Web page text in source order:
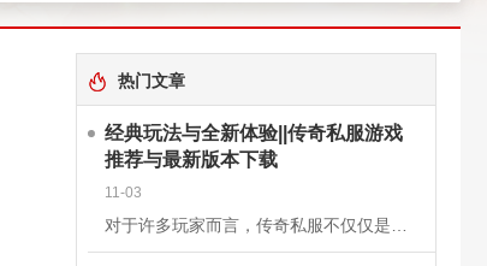
热门文章
经典玩法与全新体验||传奇私服游戏
推荐与最新版本下载
11-03
对于许多玩家而言，传奇私服不仅仅是一款游戏，更是一段青春的回忆。它继承了经典《传奇》的核心玩法，保留了战士、法师、道士三大职业的经典设定，同时在画面、操作和系统上进行了优化升级，让老玩家找回曾经的激情